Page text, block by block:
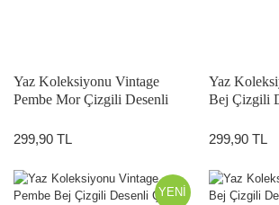
Yaz Koleksiyonu Vintage
Pembe Mor Çizgili Desenli
Baskı Kumaş
299,90 TL
Yaz
Bej Çizgili
299,90 TL
YENİ